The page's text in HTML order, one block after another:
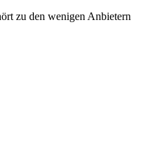
zu den wenigen Anbietern